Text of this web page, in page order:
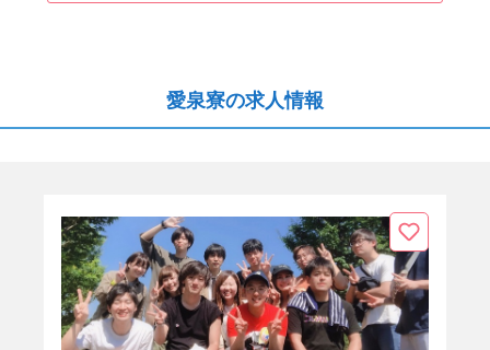
愛泉寮の求人情報